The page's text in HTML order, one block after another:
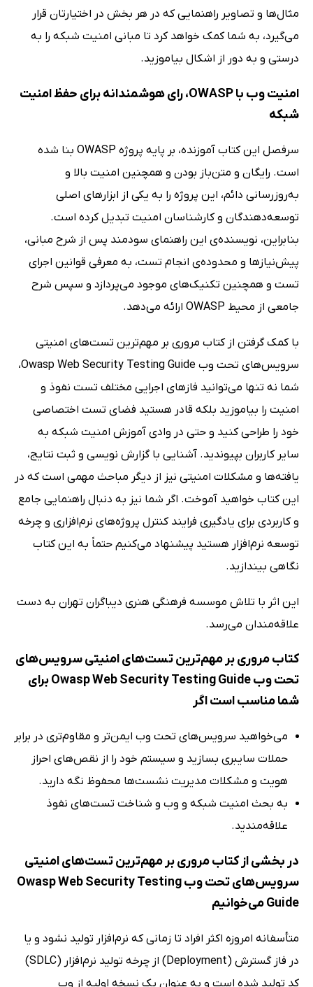
مثال‌ها و تصاویر راهنمایی که در هر بخش در اختیارتان قرار
می‌گیرد، به شما کمک خواهد کرد تا مبانی امنیت شبکه را به
درستی و به دور از اشکال بیاموزید.
امنیت وب با OWASP، رای هوشمندانه برای حفظ امنیت
شبکه
سرفصل این کتاب آموزنده، بر پایه پروژه OWASP بنا شده
است. رایگان و متن‌باز بودن و همچنین امنیت بالا و
به‌روزرسانی دائم، این پروژه را به یکی از ابزارهای اصلی
توسعه‌دهندگان و کارشناسان امنیت تبدیل کرده است.
بنابراین، نویسنده‌ی این راهنمای سودمند پس از شرح مبانی،
پیش‌نیازها و محدوده‌ی انجام تست، به معرفی قوانین اجرای
تست و همچنین تکنیک‌های موجود می‌پردازد و سپس شرح
جامعی از محیط OWASP ارائه می‌دهد.
با کمک گرفتن از کتاب مروری بر مهم‌ترین تست‌های امنیتی
سرویس‌های تحت وب Owasp Web Security Testing Guide،
شما نه تنها می‌توانید فازهای اجرایی مختلف تست نفوذ و
امنیت را بیاموزید بلکه قادر هستید فضای تست اختصاصی
خود را طراحی کنید و حتی در وادی آموزش امنیت شبکه به
سایر کاربران بپیوندید. آشنایی با گزارش نویسی و ثبت نتایج،
یافته‌ها و مشکلات امنیتی نیز از دیگر مباحث مهمی است که در
این کتاب خواهید آموخت. اگر شما نیز به دنبال راهنمایی جامع
و کاربردی برای یادگیری فرایند کنترل پروژه‌های نرم‌افزاری و چرخه
توسعه نرم‌افزار هستید پیشنهاد می‌کنیم حتماً به این کتاب
نگاهی بیندازید.
این اثر با تلاش موسسه فرهنگی هنری دیباگران تهران به دست
علاقه‌مندان می‌رسد.
کتاب مروری بر مهم‌ترین تست‌های امنیتی سرویس‌های
تحت وب Owasp Web Security Testing Guide برای
شما مناسب است اگر
می‌خواهید سرویس‌های تحت وب ایمن‌تر و مقاوم‌تری در برابر
حملات سایبری بسازید و سیستم خود را از نقص‌های احراز
هویت و مشکلات مدیریت نشست‌ها محفوظ نگه دارید.
به بحث امنیت شبکه و وب و شناخت تست‌های نفوذ
علاقه‌مندید.
در بخشی از کتاب مروری بر مهم‌ترین تست‌های امنیتی
سرویس‌های تحت وب Owasp Web Security Testing
Guide می‌خوانیم
متأسفانه امروزه اکثر افراد تا زمانی که نرم‌افزار تولید نشود و یا
در فاز گسترش (Deployment) از چرخه تولید نرم‌افزار (SDLC)
کد تولید شده است و به عنوان یک نسخه اولیه از وب